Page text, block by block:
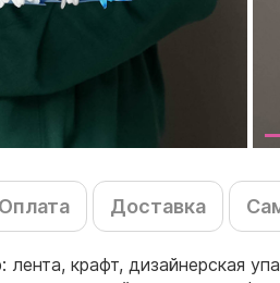
Оплата Доставка
: лента, крафт, дизайнерская